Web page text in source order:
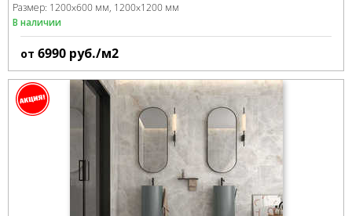
Размер: 1200x600 мм 1200x1200 мм
В наличии
от 6990 руб./м2